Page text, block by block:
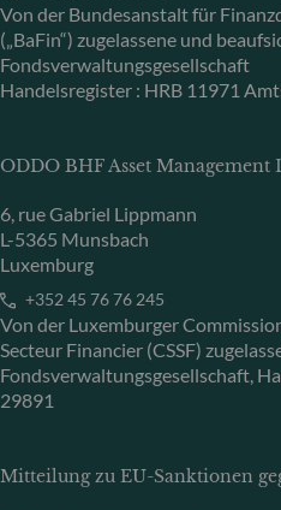
Von der Bundesanstalt für
(„BaFin“) zugelassene und
Fondsverwaltungsgesellschaft
Handelsregister : HRB 11971
ODDO BHF Asset Management
6, rue Gabriel Lippmann
L-5365 Munsbach
Luxemburg
+352 45 76 76 245
Von der Luxemburger
Secteur Financier (CSSF)
Fondsverwaltungsgesellschaft,
29891
Mitteilung zu EU-Sanktionen